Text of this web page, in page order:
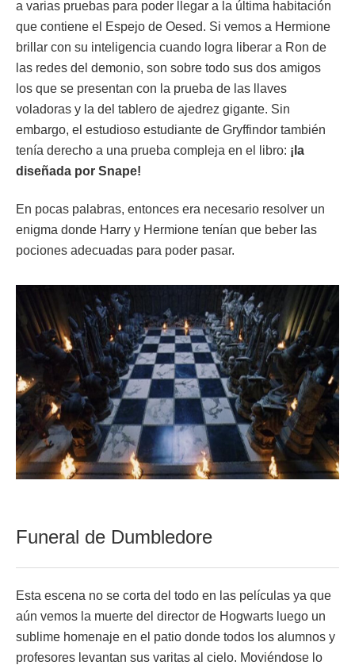
a varias pruebas para poder llegar a la última habitación
que contiene el Espejo de Oesed. Si vemos a Hermione
brillar con su inteligencia cuando logra liberar a Ron de
las redes del demonio, son sobre todo sus dos amigos
los que se presentan con la prueba de las llaves
voladoras y la del tablero de ajedrez gigante. Sin
embargo, el estudioso estudiante de Gryffindor también
tenía derecho a una prueba compleja en el libro: ¡la
diseñada por Snape!
En pocas palabras, entonces era necesario resolver un
enigma donde Harry y Hermione tenían que beber las
pociones adecuadas para poder pasar.
Funeral de Dumbledore
Esta escena no se corta del todo en las películas ya que
aún vemos la muerte del director de Hogwarts luego un
sublime homenaje en el patio donde todos los alumnos y
profesores levantan sus varitas al cielo. Moviéndose lo